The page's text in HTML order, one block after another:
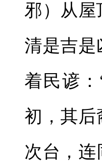
邪）从屋
清是吉是
着民谚
初，其后
次台，连